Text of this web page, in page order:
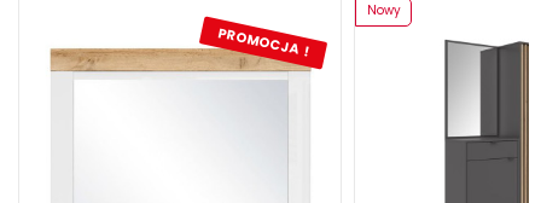
PROMOCJA !
Nowy